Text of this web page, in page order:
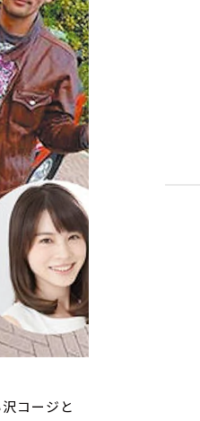
コージと